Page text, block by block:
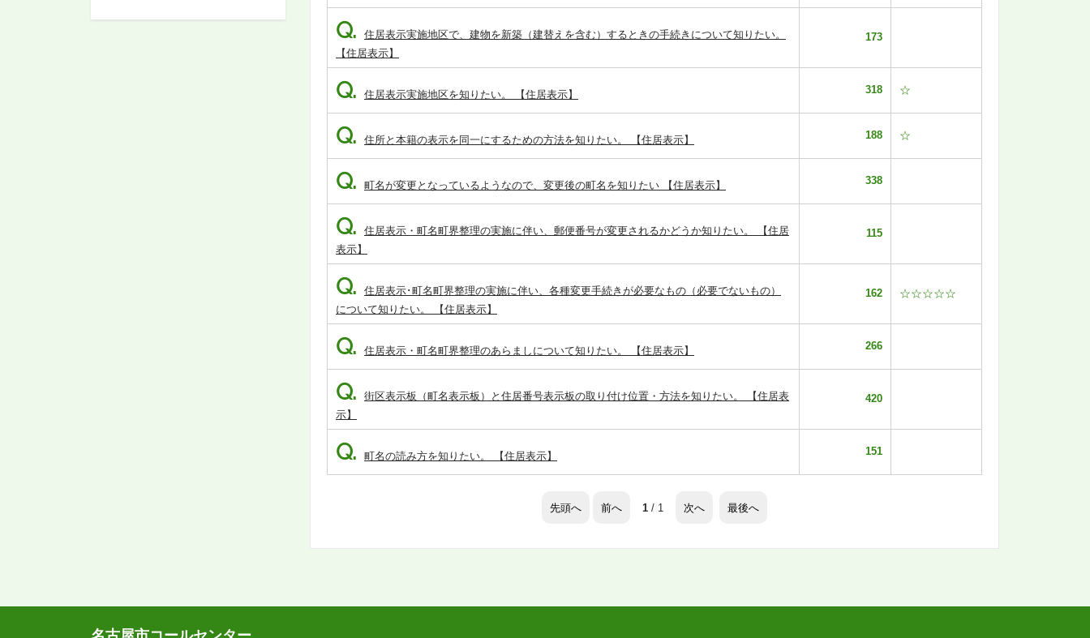
Q.
住居表示実施地区で、建物を新築（建替えを含む）するときの手続きについて知りたい。
【住居表示】
173
Q. 住居表示実施地区を知りたい。 【住居表示】 318 ☆
Q. 住所と本籍の表示を同一にするための方法を知りたい。 【住居表示】 188 ☆
Q. 町名が変更となっているようなので、変更後の町名を知りたい 【住居表示】 338
Q.
住居表示・町名町界整理の実施に伴い、郵便番号が変更されるかどうか知りたい。 【住居
表示】
115
Q.
住居表示･町名町界整理の実施に伴い、各種変更手続きが必要なもの（必要でないもの）
について知りたい。 【住居表示】
162 ☆☆☆☆☆
Q. 住居表示・町名町界整理のあらましについて知りたい。 【住居表示】 266
Q.
街区表示板（町名表示板）と住居番号表示板の取り付け位置・方法を知りたい。 【住居表
示】
420
Q. 町名の読み方を知りたい。 【住居表示】 151
先頭へ 前へ 1 / 1 次へ 最後へ